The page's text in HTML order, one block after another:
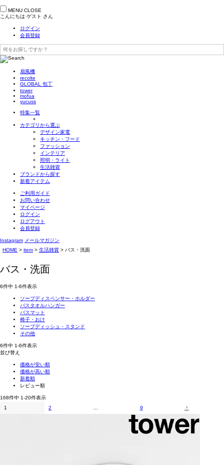
MENU CLOSE
こんにちは ゲスト さん
ログイン
会員登録
扇風機
recolte
GLOBAL 包丁
tower
mofua
yucuss
特集一覧
カテゴリから選ぶ
デザイン家電
キッチン・フード
ファッション
インテリア
照明・ライト
生活雑貨
ブランドから探す
新着アイテム
ご利用ガイド
お問い合わせ
マイページ
ログイン
ログアウト
会員登録
Instagram メールマガジン
HOME
item 生活雑貨 バス・洗面
バス・洗面
6件中 1-6件表示
ソープディスペンサー・ホルダー
バスタオルハンガー
バスマット
椅子・おけ
ソープディッシュ・スタンド
その他
6件中 1-6件表示
並び替え
価格が安い順
価格が高い順
新着順
レビュー順
168件中 1-20件表示
1
2 9